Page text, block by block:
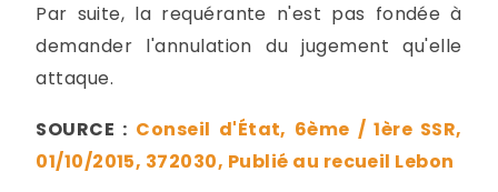
Par suite, la requérante n'est pas fondée à
demander l'annulation du jugement qu'elle
attaque.
SOURCE : Conseil d'État, 6ème / 1ère SSR,
01/10/2015, 372030, Publié au recueil Lebon